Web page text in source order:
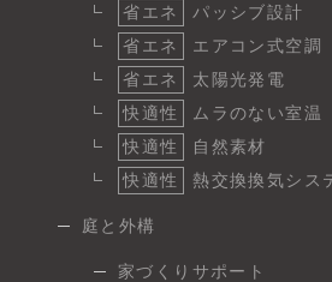
省エネ
パッシブ設計
省エネ
エアコン式空調
省エネ
太陽光発電
快適性
ムラのない室温
快適性
自然素材
快適性
熱交換換気シス
庭と外構
家づくりサポート